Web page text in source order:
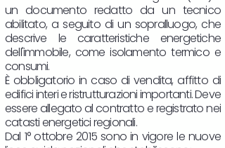
un documento redatto da un tecnico
abilitato, a seguito di un sopralluogo, che
descrive le caratteristiche energetiche
dell'immobile, come isolamento termico e
consumi.
È obbligatorio in caso di vendita, affitto di
edifici interi e ristrutturazioni importanti. Deve
essere allegato al contratto e registrato nei
catasti energetici regionali.
Dal 1° ottobre 2015 sono in vigore le nuove